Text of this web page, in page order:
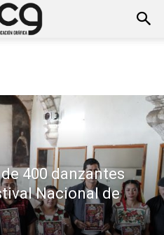
400 danzantes
Nacional de